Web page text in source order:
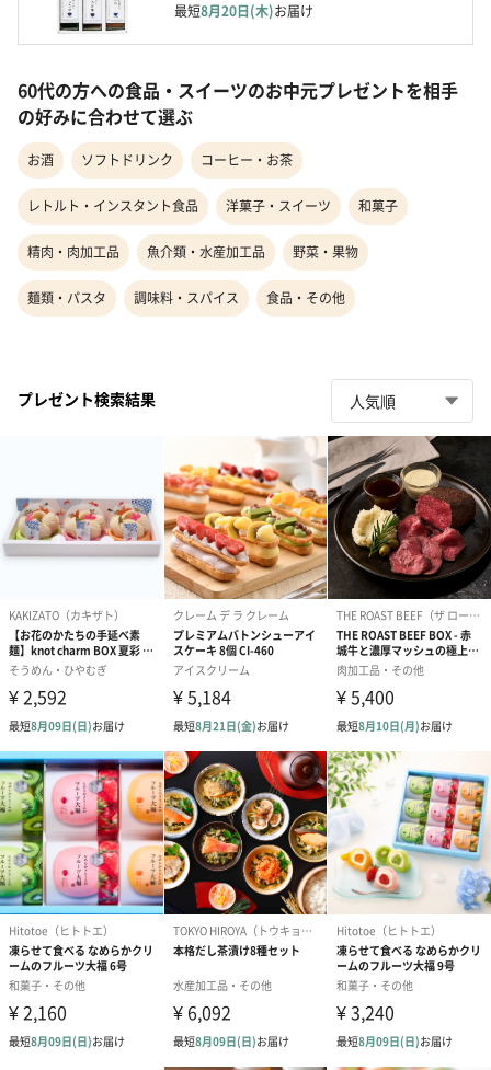
最短8月20日(木)お届け
60代の方への食品・スイーツのお中元プレゼントを相手
の好みに合わせて選ぶ
お酒 ソフトドリンク コーヒー・お茶
レトルト・インスタント食品 洋菓子・スイーツ 和菓子
精肉・肉加工品 魚介類・水産加工品 野菜・果物
麺類・パスタ 調味料・スパイス 食品・その他
プレゼント検索結果